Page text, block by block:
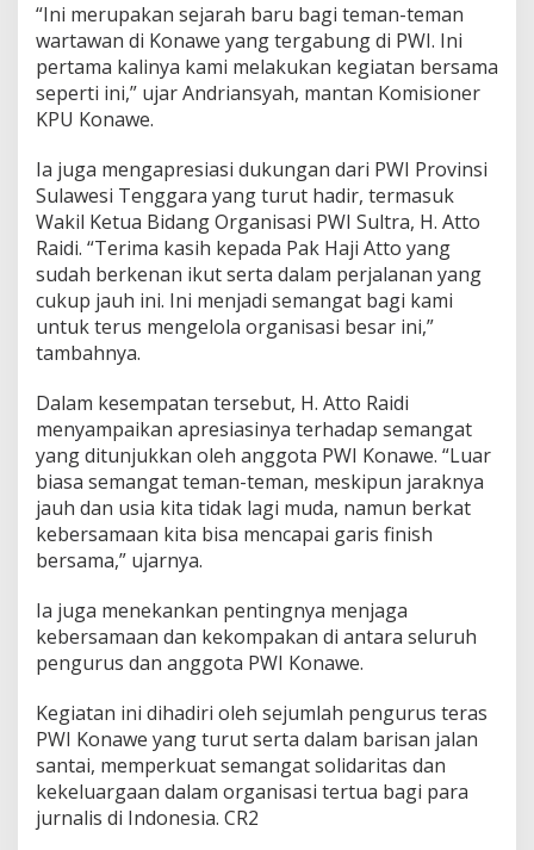
“Ini merupakan sejarah baru bagi teman-teman
wartawan di Konawe yang tergabung di PWI. Ini
pertama kalinya kami melakukan kegiatan bersama
seperti ini,” ujar Andriansyah, mantan Komisioner
KPU Konawe.
Ia juga mengapresiasi dukungan dari PWI Provinsi
Sulawesi Tenggara yang turut hadir, termasuk
Wakil Ketua Bidang Organisasi PWI Sultra, H. Atto
Raidi. “Terima kasih kepada Pak Haji Atto yang
sudah berkenan ikut serta dalam perjalanan yang
cukup jauh ini. Ini menjadi semangat bagi kami
untuk terus mengelola organisasi besar ini,”
tambahnya.
Dalam kesempatan tersebut, H. Atto Raidi
menyampaikan apresiasinya terhadap semangat
yang ditunjukkan oleh anggota PWI Konawe. “Luar
biasa semangat teman-teman, meskipun jaraknya
jauh dan usia kita tidak lagi muda, namun berkat
kebersamaan kita bisa mencapai garis finish
bersama,” ujarnya.
Ia juga menekankan pentingnya menjaga
kebersamaan dan kekompakan di antara seluruh
pengurus dan anggota PWI Konawe.
Kegiatan ini dihadiri oleh sejumlah pengurus teras
PWI Konawe yang turut serta dalam barisan jalan
santai, memperkuat semangat solidaritas dan
kekeluargaan dalam organisasi tertua bagi para
jurnalis di Indonesia. CR2